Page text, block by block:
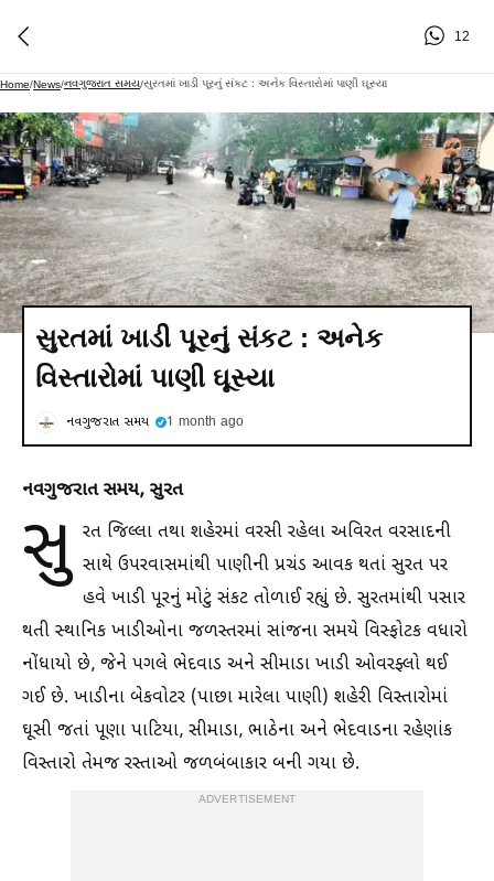
12
Home/News/નવગુજરાત સમય/સુરતમાં ખાડી પૂરનું સંકટ : અનેક વિસ્તારોમાં પાણી ઘૂસ્યા
સુરતમાં ખાડી પૂરનું સંકટ : અનેક
વિસ્તારોમાં પાણી ઘૂસ્યા
નવગુજરાત સમય 1 month ago
નવગુજરાત સમય, સુરત
સુ રત જિલ્લા તથા શહેરમાં વરસી રહેલા અવિરત વરસાદની
સાથે ઉપરવાસમાંથી પાણીની પ્રચંડ આવક થતાં સુરત પર
હવે ખાડી પૂરનું મોટું સંકટ તોળાઈ રહ્યું છે. સુરતમાંથી પસાર
થતી સ્થાનિક ખાડીઓના જળસ્તરમાં સાંજના સમયે વિસ્ફોટક વધારો
નોંધાયો છે, જેને પગલે ભેદવાડ અને સીમાડા ખાડી ઓવરફ્લો થઈ
ગઈ છે. ખાડીના બેકવોટર (પાછા મારેલા પાણી) શહેરી વિસ્તારોમાં
ઘૂસી જતાં પૂણા પાટિયા, સીમાડા, ભાઠેના અને ભેદવાડના રહેણાંક
વિસ્તારો તેમજ રસ્તાઓ જળબંબાકાર બની ગયા છે.
ADVERTISEMENT